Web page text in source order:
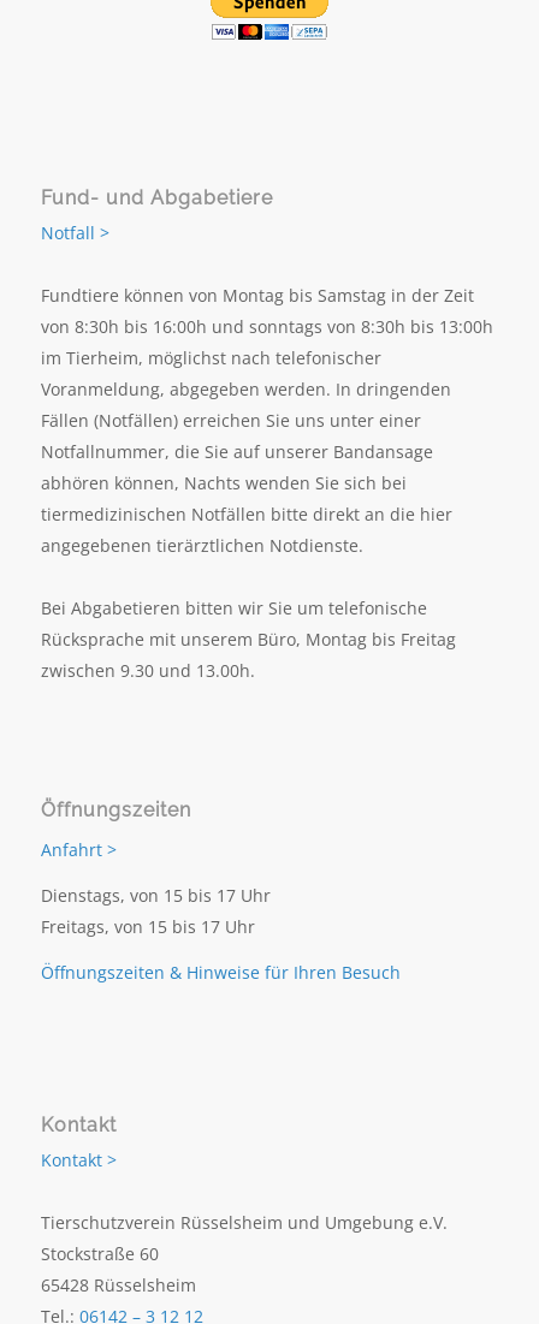
Fund- und Abgabetiere
Notfall >
Fundtiere können von Montag bis Samstag in der Zeit
von 8:30h bis 16:00h und sonntags von 8:30h bis 13:00h
im Tierheim, möglichst nach telefonischer
Voranmeldung, abgegeben werden. In dringenden
Fällen (Notfällen) erreichen Sie uns unter einer
Notfallnummer, die Sie auf unserer Bandansage
abhören können, Nachts wenden Sie sich bei
tiermedizinischen Notfällen bitte direkt an die hier
angegebenen tierärztlichen Notdienste.
Bei Abgabetieren bitten wir Sie um telefonische
Rücksprache mit unserem Büro, Montag bis Freitag
zwischen 9.30 und 13.00h.
Öffnungszeiten
Anfahrt >
Dienstags, von 15 bis 17 Uhr
Freitags, von 15 bis 17 Uhr
Öffnungszeiten & Hinweise für Ihren Besuch
Kontakt
Kontakt >
Tierschutzverein Rüsselsheim und Umgebung e.V.
Stockstraße 60
65428 Rüsselsheim
Tel.: 06142 – 3 12 12